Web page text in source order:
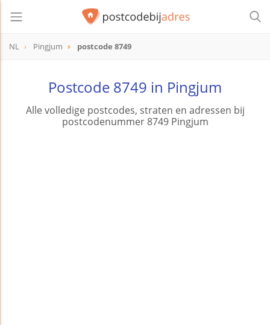
NL Pingjum postcode 8749
Postcode 8749 in Pingjum
Alle volledige postcodes, straten en adressen bij
postcodenummer 8749 Pingjum